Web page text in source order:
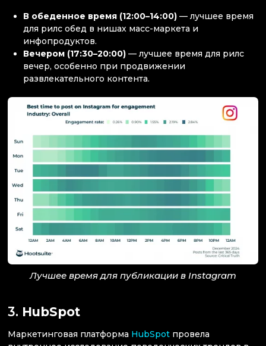
В обеденное время (12:00–14:00) — лучшее время
для рилс обед в нишах масс-маркета и
инфопродуктов.
Вечером (17:30–20:00) — лучшее время для рилс
вечер, особенно при продвижении
развлекательного контента.
Лучшее время для публикации в Instagram
3. HubSpot
Маркетинговая платформа HubSpot провела